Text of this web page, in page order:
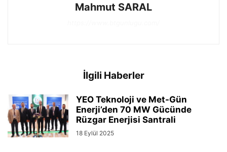
Mahmut SARAL
İlgili Haberler
YEO Teknoloji ve Met-Gün
Enerji’den 70 MW Gücünde
Rüzgar Enerjisi Santrali
18 Eylül 2025